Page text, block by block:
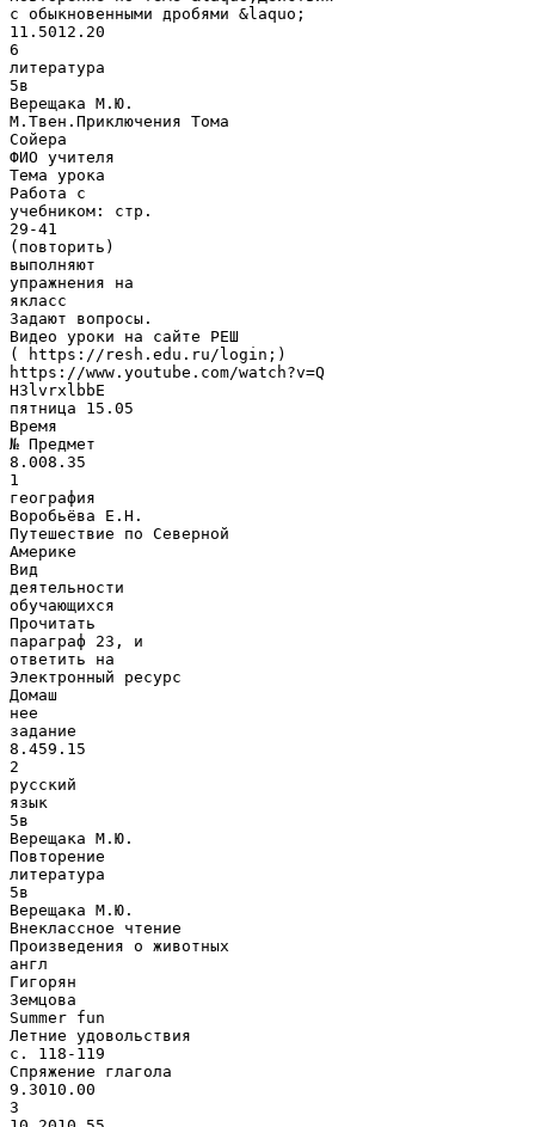
с обыкновенными дробями &laquo;
11.5012.20
6
литература
5в
Верещака М.Ю.
М.Твен.Приключения Тома
Сойера
ФИО учителя
Тема урока
Работа с
учебником: стр.
29-41
(повторить)
выполняют
упражнения на
якласс
Задают вопросы.
Видео уроки на сайте РЕШ
( https://resh.edu.ru/login;)
https://www.youtube.com/watch?v=Q
H3lvrxlbbE
пятница 15.05
Время
№ Предмет
8.008.35
1
география
Воробьёва Е.Н.
Путешествие по Северной
Америке
Вид
деятельности
обучающихся
Прочитать
параграф 23, и
ответить на
Электронный ресурс
Домаш
нее
задание
8.459.15
2
русский
язык
5в
Верещака М.Ю.
Повторение
литература
5в
Верещака М.Ю.
Внеклассное чтение
Произведения о животных
англ
Гигорян
Земцова
Summer fun
Летние удовольствия
с. 118-119
Спряжение глагола
9.3010.00
3